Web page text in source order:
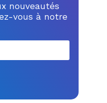
nouveautés
vous à notre